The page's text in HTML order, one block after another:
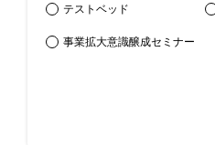
テストベッド
事業拡大意識醸成セミナー